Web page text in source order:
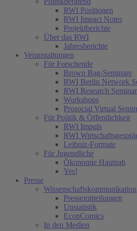
RWI Positionen
RWI Impact Notes
Projektberichte
Über das RWI
Jahresberichte
Veranstaltungen
Für Forschende
Brown Bag-Seminare
RWI Berlin Network
RWI Research Seminar
Workshops
Prosocial Virtual
Für Politik & Öffentlichkeit
RWI Impuls
RWI
Leibniz-Formate
Für Jugendliche
Ökonomie Hautnah
Yes!
Presse
Wissenschaftskommunikation
Pressemitteilungen
Unstatistik
EconComics
In den Medien